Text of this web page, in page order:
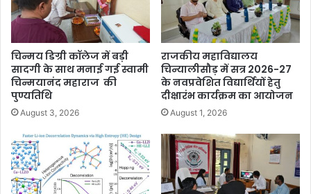
चिन्मय डिग्री कॉलेज में बड़ी
सादगी के साथ मनाई गई स्वामी
चिन्मयानंद महाराज की
पुण्यतिथि
August 3, 2026
राजकीय महाविद्यालय
चिन्यालीसौड़ में सत्र 2026-27
के नवप्रवेशित विद्यार्थियों हेतु
दीक्षारंभ कार्यक्रम का आयोजन
August 1, 2026